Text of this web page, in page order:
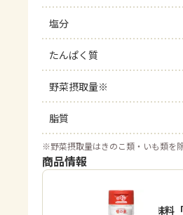
塩分
たんぱく質
野菜摂取量※
脂質
※野菜摂取量はきのこ類・いも類を
商品情報
うま味調味料